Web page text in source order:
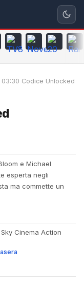
03:30 Codice Unlocked
e Michael
esperta negli
ma commette un
Cinema Action